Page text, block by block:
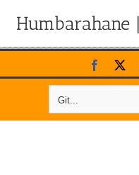
Humbarahane
Skip
to
Git...